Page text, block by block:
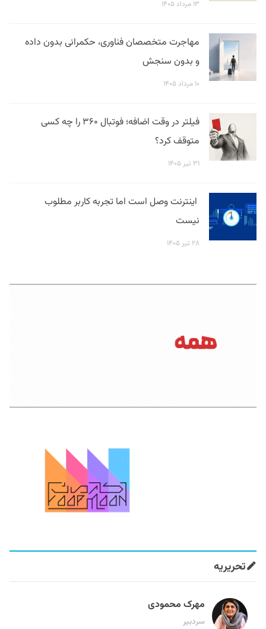
۱۳ مرداد ۱۴۰۵
مهاجرت متخصصان فناوری، حکمرانی بدون داده
و بدون سنجش
۱۰ مرداد ۱۴۰۵
فیلتر در وقت اضافه؛ فوتبال ۳۶۰ را چه کسی
متوقف کرد؟
۳۱ تیر ۱۴۰۵
اینترنت وصل است اما تجربه کاربر مطلوب
نیست
۲۸ تیر ۱۴۰۵
تحریریه
مهرک محمودی
سردبیر